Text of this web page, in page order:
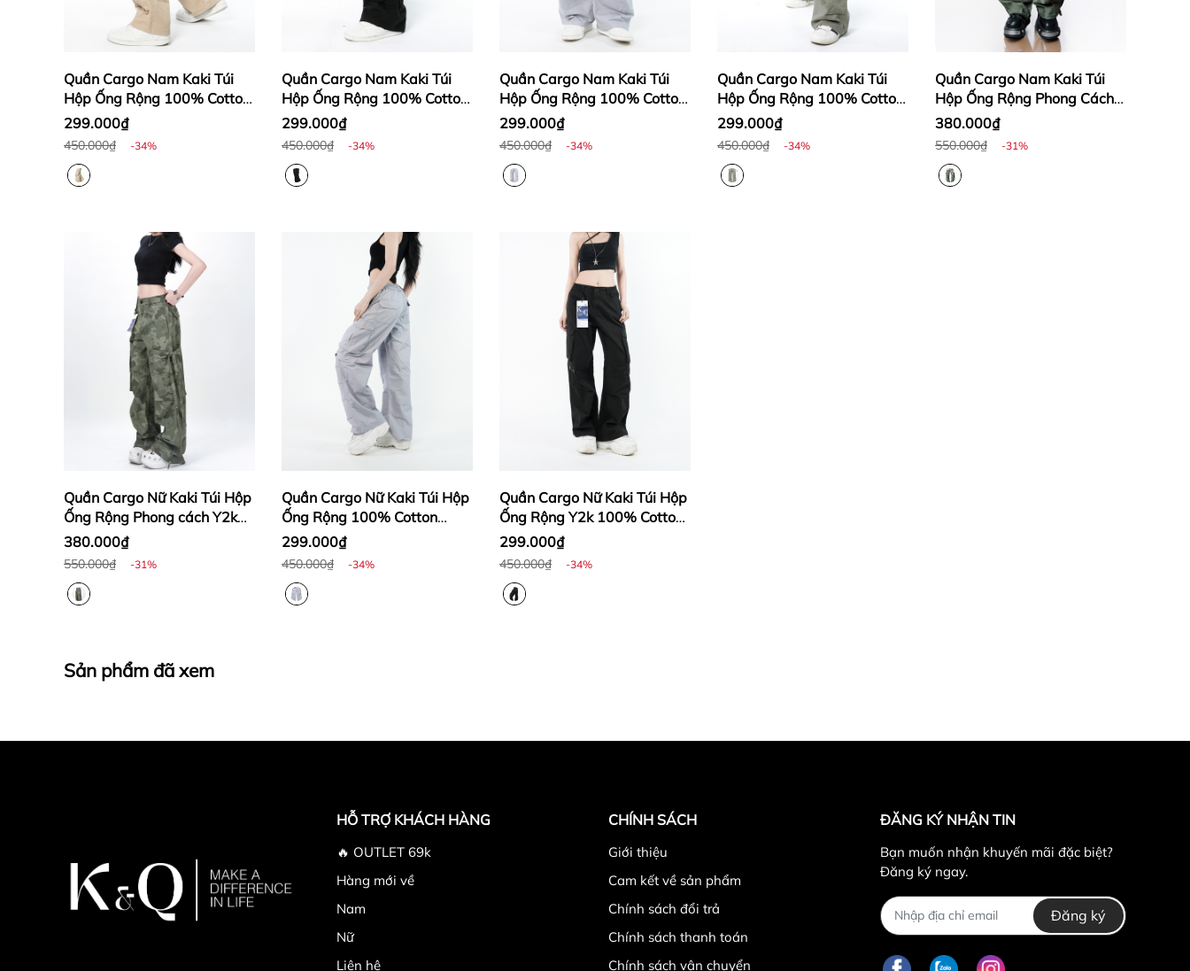
Quần Cargo Nam Kaki Túi
Hộp Ống Rộng 100% Cotton
Mềm Màu Vàng Kaki |
KQSTYLING WIDE
299.000₫
450.000₫ -34%
Quần Cargo Nam Kaki Túi
Hộp Ống Rộng 100% Cotton
Mềm Màu Đen | KQSTYLING
WIDE
299.000₫
450.000₫ -34%
Quần Cargo Nam Kaki Túi
Hộp Ống Rộng 100% Cotton
Mềm Màu Xám Môn |
KQSTYLING WIDE
299.000₫
450.000₫ -34%
Quần Cargo Nam Kaki Túi
Hộp Ống Rộng 100% Cotton
Mềm Màu Rêu Nhạt |
KQSTYLING WIDE
299.000₫
450.000₫ -34%
Quần Cargo Nam Kaki Túi
Hộp Ống Rộng Phong Cách
Y2k màu Camo | KQSTYLING
WIDE834
380.000₫
550.000₫ -31%
Quần Cargo Nữ Kaki Túi Hộp
Ống Rộng Phong cách Y2k
màu Camo | KQSTYLING
WIDE834
380.000₫
550.000₫ -31%
Quần Cargo Nữ Kaki Túi Hộp
Ống Rộng 100% Cotton
Mềm Màu Xám Môn |
KQSTYLING WIDE
299.000₫
450.000₫ -34%
Quần Cargo Nữ Kaki Túi Hộp
Ống Rộng Y2k 100% Cotton
Mềm Màu Đen | KQSTYLING
WIDE
299.000₫
450.000₫ -34%
Sản phẩm đã xem
HỖ TRỢ KHÁCH HÀNG
🔥 OUTLET 69k
Hàng mới về
Nam
Nữ
Liên hệ
CHÍNH SÁCH
Giới thiệu
Cam kết về sản phẩm
Chính sách đổi trả
Chính sách thanh toán
Chính sách vận chuyển
ĐĂNG KÝ NHẬN TIN
Bạn muốn nhận khuyến mãi đặc biệt?
Đăng ký ngay.
Đăng ký